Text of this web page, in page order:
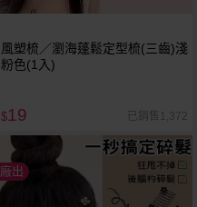
風塑梳／瀏海蓬鬆定型梳(三齒)淺
粉色(1入)
$19 已銷售1,372
廠出